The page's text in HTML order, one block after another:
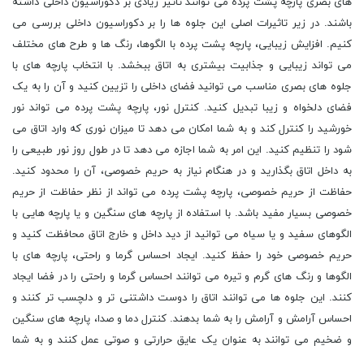
باشند. در زیر تاثیرات اصلی این جلوه ها را بر دکوراسیون داخلی بررسی می
کنیم. افزایش زیبایی، پارچه پشت پرده با الگوها، رنگ ها و طرح های مختلف
می تواند زیبایی و جذابیت بیشتری به اتاق ببخشد. با انتخاب پارچه های با
جلوه های بصری مناسب می توانید فضای داخلی را تزیین کنید و آن را به یک
فضای دلخواه و زیبا تبدیل کنید. کنترل نور، پارچه پشت پرده می تواند نور
خورشید را کنترل کند و به شما امکان می دهد تا میزان نوری که وارد اتاق می
شود را تنظیم کنید. این امر به شما اجازه می دهد تا در طول روز نور طبیعی را
به داخل اتاق بگذارید و در هنگام نیاز به حریم خصوصی، آن را محدود کنید.
حفاظت از حریم خصوصی، پارچه پشت پرده می تواند از نظر حفاظت از حریم
خصوصی بسیار مفید باشد. با استفاده از پارچه های سنگین و یا پارچه هایی با
الگوهای سفید و یا سیاه می توانید از دید داخل و خارج اتاق محافظت کنید و
حریم خصوصی خود را حفظ کنید. ایجاد احساس گرما و راحتی، پارچه های با
الگوها و رنگ های گرم و تیره می توانند احساس گرما و راحتی را در فضا ایجاد
کنند. این جلوه ها می توانند اتاق را دوست داشتنی تر و دلچسب تر کنند و
احساس آرامش و آرامش را به شما بدهند. کنترل دما و صدا، پارچه های سنگین
و ضخیم می توانند به عنوان یک عایق حرارتی و صوتی عمل کنند و به شما